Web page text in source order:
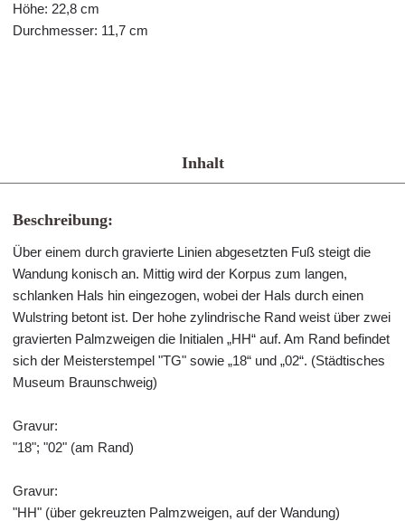
Höhe: 22,8 cm
Durchmesser: 11,7 cm
Inhalt
Beschreibung:
Über einem durch gravierte Linien abgesetzten Fuß steigt die
Wandung konisch an. Mittig wird der Korpus zum langen,
schlanken Hals hin eingezogen, wobei der Hals durch einen
Wulstring betont ist. Der hohe zylindrische Rand weist über zwei
gravierten Palmzweigen die Initialen „HH“ auf. Am Rand befindet
sich der Meisterstempel "TG" sowie „18“ und „02“. (Städtisches
Museum Braunschweig)
Gravur:
"18"; "02" (am Rand)
Gravur:
"HH" (über gekreuzten Palmzweigen, auf der Wandung)